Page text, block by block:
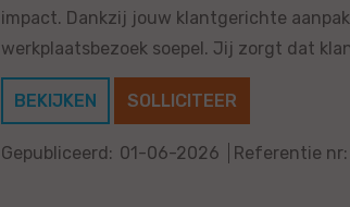
impact. Dankzij jouw klantgerichte
werkplaatsbezoek soepel. Jij zorgt dat
BEKIJKEN SOLLICITEER
Gepubliceerd: 01-06-2026 Referentie nr: